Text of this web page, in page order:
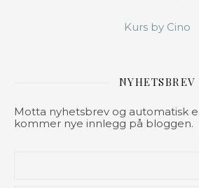
Kurs by Cino
NYHETSBREV
Motta nyhetsbrev og automatisk
kommer nye innlegg på bloggen.